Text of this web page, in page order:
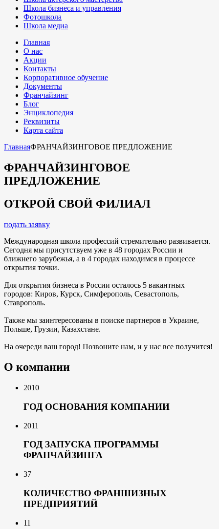
Школа бизнеса и управления
Фотошкола
Школа медиа
Главная
О нас
Акции
Контакты
Корпоративное обучение
Документы
Франчайзинг
Блог
Энциклопедия
Реквизиты
Карта сайта
ГлавнаяФРАНЧАЙЗИНГОВОЕ ПРЕДЛОЖЕНИЕ
ФРАНЧАЙЗИНГОВОЕ
ПРЕДЛОЖЕНИЕ
ОТКРОЙ СВОЙ ФИЛИАЛ
подать заявку
Международная школа профессий стремительно развивается.
Сегодня мы присутствуем уже в 48 городах России и
ближнего зарубежья, а в 4 городах находимся в процессе
открытия точки.
Для открытия бизнеса в России осталось 5 вакантных
городов: Киров, Курск, Симферополь, Севастополь,
Ставрополь.
Также мы заинтересованы в поиске партнеров в Украине,
Польше, Грузии, Казахстане.
На очереди ваш город! Позвоните нам, и у нас все получится!
О компании
2010
ГОД ОСНОВАНИЯ КОМПАНИИ
2011
ГОД ЗАПУСКА ПРОГРАММЫ
ФРАНЧАЙЗИНГА
37
КОЛИЧЕСТВО ФРАНШИЗНЫХ
ПРЕДПРИЯТИЙ
11